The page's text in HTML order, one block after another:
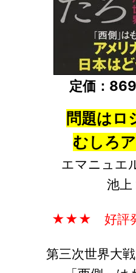
定価：869
問題はロ
むしろ
エマニュエ
池上
★★★ 好評
第三次世界大